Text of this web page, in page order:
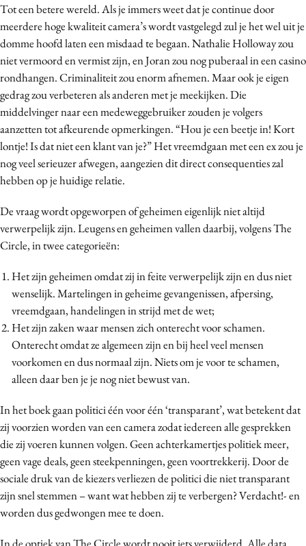
Tot een betere wereld. Als je immers weet dat je continue door
meerdere hoge kwaliteit camera’s wordt vastgelegd zul je het wel uit je
domme hoofd laten een misdaad te begaan. Nathalie Holloway zou
niet vermoord en vermist zijn, en Joran zou nog puberaal in een casino
rondhangen. Criminaliteit zou enorm afnemen. Maar ook je eigen
gedrag zou verbeteren als anderen met je meekijken. Die
middelvinger naar een medeweggebruiker zouden je volgers
aanzetten tot afkeurende opmerkingen. “Hou je een beetje in! Kort
lontje! Is dat niet een klant van je?” Het vreemdgaan met een ex zou je
nog veel serieuzer afwegen, aangezien dit direct consequenties zal
hebben op je huidige relatie.
De vraag wordt opgeworpen of geheimen eigenlijk niet altijd
verwerpelijk zijn. Leugens en geheimen vallen daarbij, volgens The
Circle, in twee categorieën:
Het zijn geheimen omdat zij in feite verwerpelijk zijn en dus niet
wenselijk. Martelingen in geheime gevangenissen, afpersing,
vreemdgaan, handelingen in strijd met de wet;
Het zijn zaken waar mensen zich onterecht voor schamen.
Onterecht omdat ze algemeen zijn en bij heel veel mensen
voorkomen en dus normaal zijn. Niets om je voor te schamen,
alleen daar ben je je nog niet bewust van.
In het boek gaan politici één voor één ‘transparant’, wat betekent dat
zij voorzien worden van een camera zodat iedereen alle gesprekken
die zij voeren kunnen volgen. Geen achterkamertjes politiek meer,
geen vage deals, geen steekpenningen, geen voortrekkerij. Door de
sociale druk van de kiezers verliezen de politici die niet transparant
zijn snel stemmen – want wat hebben zij te verbergen? Verdacht!- en
worden dus gedwongen mee te doen.